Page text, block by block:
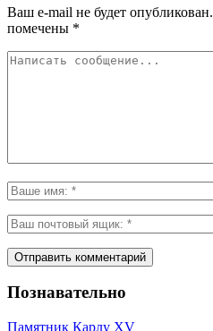
Ваш e-mail не будет опубликован.
помечены *
Познавательно
Памятник Карлу XV